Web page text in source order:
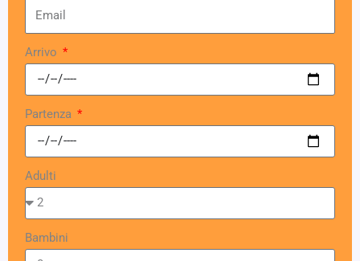
Arrivo
Partenza
Adulti
Bambini